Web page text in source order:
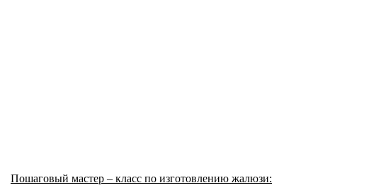
Пошаговый мастер – класс по изготовлению жалюзи: